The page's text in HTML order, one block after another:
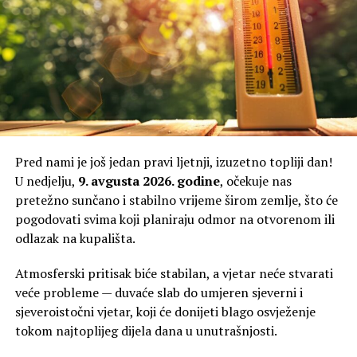
Pred nami je još jedan pravi ljetnji, izuzetno topliji dan!
U nedjelju, 9. avgusta 2026. godine, očekuje nas
pretežno sunčano i stabilno vrijeme širom zemlje, što će
pogodovati svima koji planiraju odmor na otvorenom ili
odlazak na kupališta.
Atmosferski pritisak biće stabilan, a vjetar neće stvarati
veće probleme — duvaće slab do umjeren sjeverni i
sjeveroistočni vjetar, koji će donijeti blago osvježenje
tokom najtoplijeg dijela dana u unutrašnjosti.